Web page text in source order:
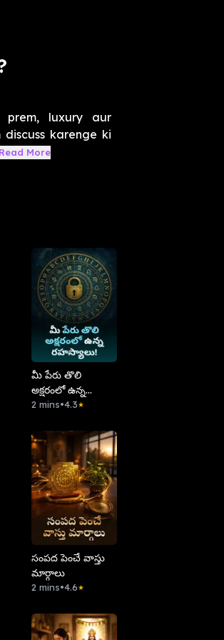
prem, luxury aur
karenge ki
Read More
మీ పేరు తొలి
అక్షరంలో ఉన్న
రహస్యాలు!
2 mins•4.3★
సంపద పెంచే వాస్తు
మార్గాలు
2 mins•4.6★